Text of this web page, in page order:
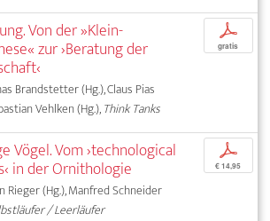
Von der »Klein-
zur ›Beratung der
Brandstetter (Hg.), Claus Pias
Vehlken (Hg.),Think Tanks
p
gratis
Vögel. Vom ›technological
in der Ornithologie
Rieger (Hg.), Manfred Schneider
/ Leerläufer
p
€ 14,95